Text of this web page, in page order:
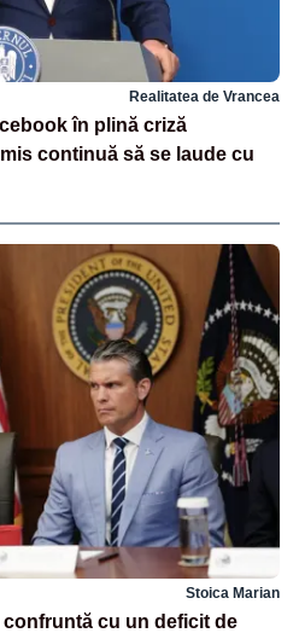
Realitatea de Vrancea
în plină criză
continuă să se laude cu
Stoica Marian
cu un deficit de